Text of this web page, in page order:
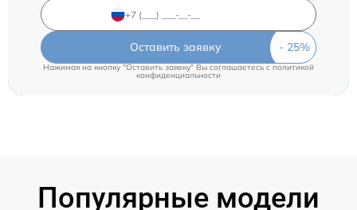
Оставить заявку
Нажимая на кнопку "Оставить заявку" Вы соглашаетесь c политикой
конфиденциальности
Популярные модели